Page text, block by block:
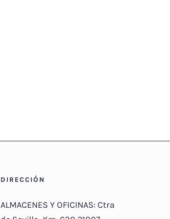
DIRECCIÓN
ALMACENES Y OFICINAS: Ctra